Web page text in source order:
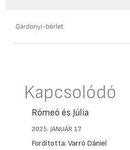
Gárdonyi-bérlet
Kapcsolódó
Rómeó és Júlia
2025. JANUÁR 17.
Fordította: Varró Dániel